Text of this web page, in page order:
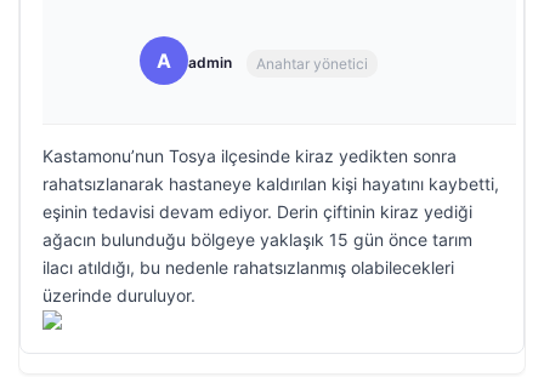
A admin Anahtar yönetici
Kastamonu’nun Tosya ilçesinde kiraz yedikten sonra
rahatsızlanarak hastaneye kaldırılan kişi hayatını kaybetti,
eşinin tedavisi devam ediyor. Derin çiftinin kiraz yediği
ağacın bulunduğu bölgeye yaklaşık 15 gün önce tarım
ilacı atıldığı, bu nedenle rahatsızlanmış olabilecekleri
üzerinde duruluyor.